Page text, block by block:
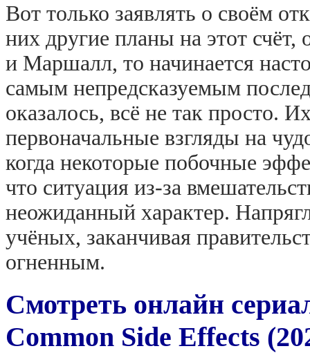
Вот только заявлять о своём
них другие планы на этот счёт,
и Маршалл, то начинается
самым непредсказуемым
оказалось, всё не так просто.
первоначальные взгляды на
когда некоторые побочные
что ситуация из-за
неожиданный характер.
учёных, заканчивая
огненным.
Смотреть онлайн
Common Side Effects